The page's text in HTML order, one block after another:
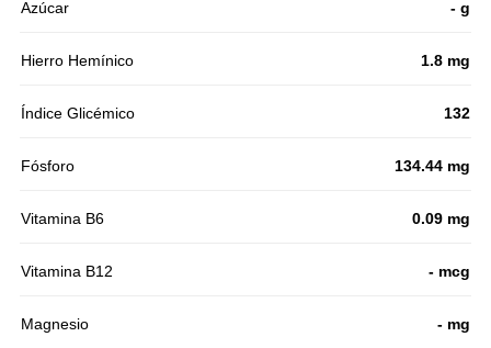
Azúcar - g
Hierro Hemínico 1.8 mg
Índice Glicémico 132
Fósforo 134.44 mg
Vitamina B6 0.09 mg
Vitamina B12 - mcg
Magnesio - mg